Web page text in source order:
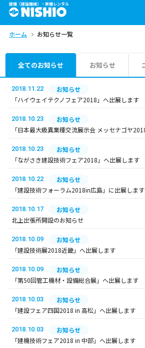
建機（建設機械）・重機レンタル
商品一覧
問合せ依頼リスト
エリア情報を見る
ホーム お知らせ一覧
全てのお知らせ お知らせ
2018.11.22
お知らせ
「ハイウェイテクノフェア2018」へ出展します
2018.10.23
お知らせ
「日本最大級異業種交流展示会 メッセナゴヤ
2018.10.23
お知らせ
「ながさき建設技術フェア2018」へ出展します
2018.10.22
お知らせ
「建設技術フォーラム2018in広島」に出展します
2018.10.17
お知らせ
北上出張所開設のお知らせ
2018.10.09
お知らせ
「建設技術展2018近畿」へ出展します
2018.10.09
お知らせ
「第50回管工機材・設備総合展」へ出展します
2018.10.03
お知らせ
「建設フェア四国2018 in 高松」へ出展します
2018.10.03
お知らせ
「建機技術フェア2018 in 中部」へ出展します